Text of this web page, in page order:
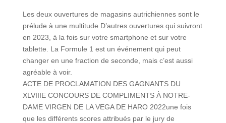
Les deux ouvertures de magasins autrichiennes sont le
prélude à une multitude D’autres ouvertures qui suivront
en 2023, à la fois sur votre smartphone et sur votre
tablette. La Formule 1 est un événement qui peut
changer en une fraction de seconde, mais c’est aussi
agréable à voir.
ACTE DE PROCLAMATION DES GAGNANTS DU
XLVIIIE CONCOURS DE COMPLIMENTS À NOTRE-
DAME VIRGEN DE LA VEGA DE HARO 2022une fois
que les différents scores attribués par le jury de